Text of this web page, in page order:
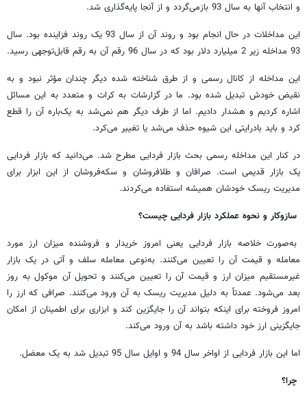
و انتخاب آنها به سال 93 بازمی‌گردد و از آنجا پایه‌گذاری شد.
این مداخلات در حال انجام بود و روند آن از سال 93 یک روند فزاینده بود. سال
93 مداخله زیر 2 میلیارد دلار بود که در سال 96 رقم آن به رقم قابل‌توجهی رسید.
این مداخله از کانال رسمی و از طرق شناخته شده دیگر چندان مؤثر نبود و به
نقیض خودش تبدیل شده بود. ما در گزارشات به کرات و متعدد به این مسائل
اشاره کردیم و هشدار دادیم. اما از طرف دیگر هم نمی‌شد به یک‌باره آن را قطع
کرد و باید بادرایتی این شیوه حذف می‌شد یا تغییر می‌کرد.
در کنار این مداخله رسمی بحث بازار فردایی مطرح شد. می‌دانید که بازار فردایی
یک بازار قدیمی است. صرافان و طلافروشان و سکه‌فروشان از این ابزار برای
مدیریت ریسک خودشان همیشه استفاده می‌کردند.
سازوکار و نحوه عملکرد بازار فردایی چیست؟
به‌صورت خلاصه بازار فردایی یعنی امروز خریدار و فروشنده میزان ارز مورد
معامله و قیمت آن را تعیین می‌کنند. به‌نوعی معامله سلف و آتی در یک بازار
غیرمستقیم میزان ارز و قیمت آن را تعیین می‌کنند و تحویل آن موکول به روز
بعد می‌شود. عمدتاً به دلیل مدیریت ریسک به آن ورود می‌کنند. صرافی که ارز را
امروز فروخته برای اینکه بتواند آن را جایگزین کند و ابزاری برای اطمینان از امکان
جایگزینی ارز خود داشته باشد به آن ورود می‌کند.
اما این بازار فردایی از اواخر سال 94 و اوایل سال 95 تبدیل شد به یک معضل.
چرا؟